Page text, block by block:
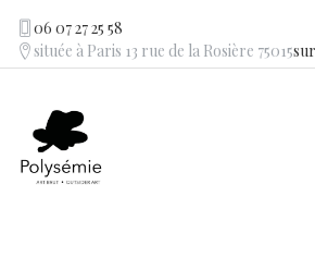
content
06 07 27 25 58
située à Paris 13 rue de la Rosière 75015